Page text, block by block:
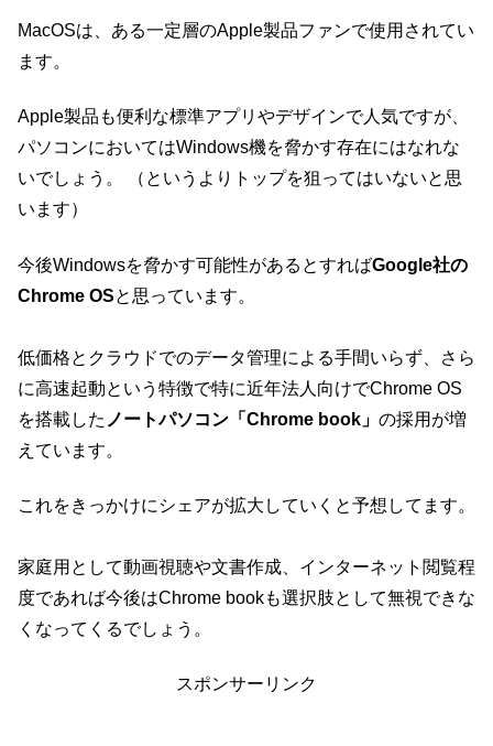
MacOSは、ある一定層のApple製品ファンで使用されてい
ます。
Apple製品も便利な標準アプリやデザインで人気ですが、
パソコンにおいてはWindows機を脅かす存在にはなれな
いでしょう。 （というよりトップを狙ってはいないと思
います）
今後Windowsを脅かす可能性があるとすればGoogle社の
Chrome OSと思っています。
低価格とクラウドでのデータ管理による手間いらず、さら
に高速起動という特徴で特に近年法人向けでChrome OS
を搭載した ノートパソコン「Chrome book」 の採用が増
えています。
これをきっかけにシェアが拡大していくと予想してます。
家庭用として動画視聴や文書作成、インターネット閲覧程
度であれば今後はChrome bookも選択肢として無視できな
くなってくるでしょう。
スポンサーリンク